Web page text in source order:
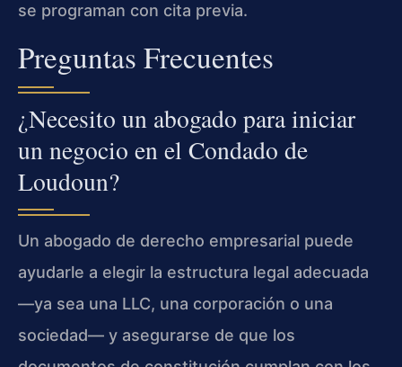
se programan con cita previa.
Preguntas Frecuentes
¿Necesito un abogado para iniciar
un negocio en el Condado de
Loudoun?
Un abogado de derecho empresarial puede
ayudarle a elegir la estructura legal adecuada
—ya sea una LLC, una corporación o una
sociedad— y asegurarse de que los